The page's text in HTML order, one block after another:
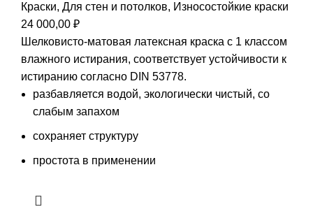
Краски, Для стен и потолков, Износостойкие краски
24 000,00 ₽
Шелковисто-матовая латексная краска с 1 классом
влажного истирания, соответствует устойчивости к
истиранию согласно DIN 53778.
разбавляется водой, экологически чистый, со
слабым запахом
сохраняет структуру
простота в применении